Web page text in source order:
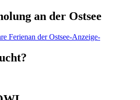
an der Ostsee
-Anzeige-